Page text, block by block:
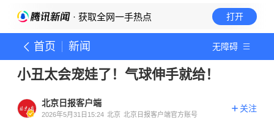
· 获取全网一手热点 打开
首页 新闻 无障碍
小丑太会宠娃了！气球伸手就给！
北京日报客户端
2026年5月31日15:24 北京 北京日报客户端官方账号
关注